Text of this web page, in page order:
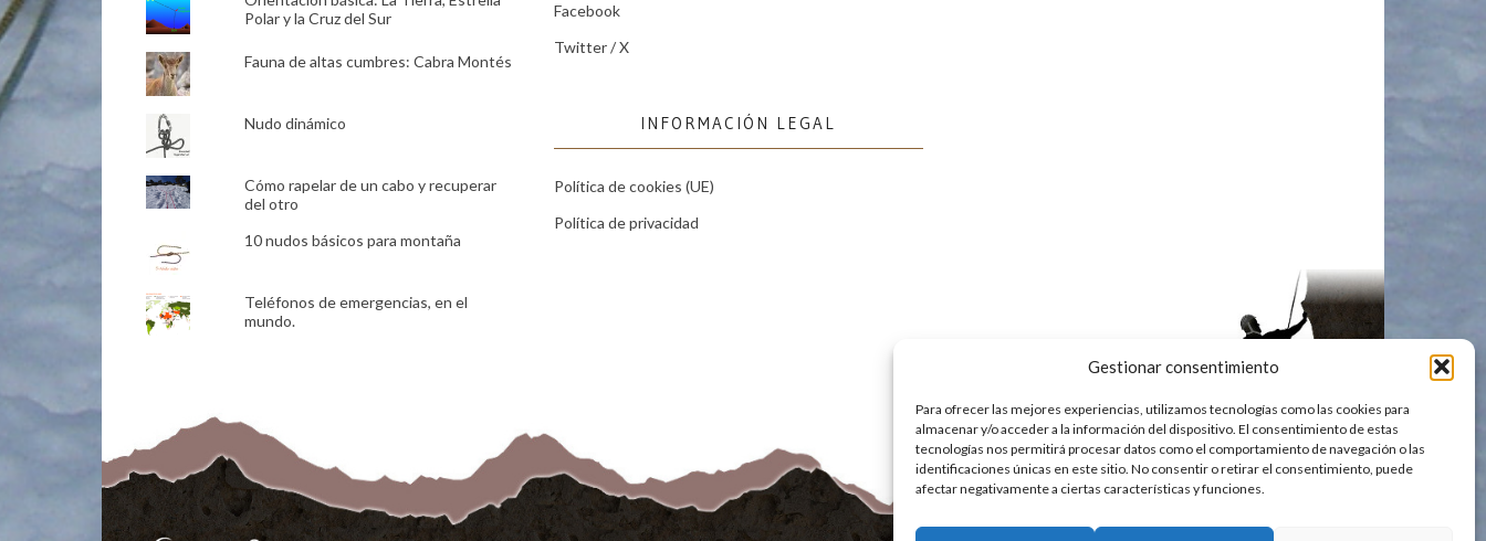
Gestionar consentimiento
Para ofrecer las mejores experiencias, utilizamos tecnologías como las cookies para
almacenar y/o acceder a la información del dispositivo. El consentimiento de estas
tecnologías nos permitirá procesar datos como el comportamiento de navegación o las
identificaciones únicas en este sitio. No consentir o retirar el consentimiento, puede
afectar negativamente a ciertas características y funciones.
Polar y la Cruz del Sur
Fauna de altas cumbres: Cabra Montés
Nudo dinámico
Cómo rapelar de un cabo y recuperar
del otro
10 nudos básicos para montaña
Teléfonos de emergencias, en el
mundo.
Facebook
Twitter / X
INFORMACIÓN LEGAL
Política de cookies (UE)
Política de privacidad